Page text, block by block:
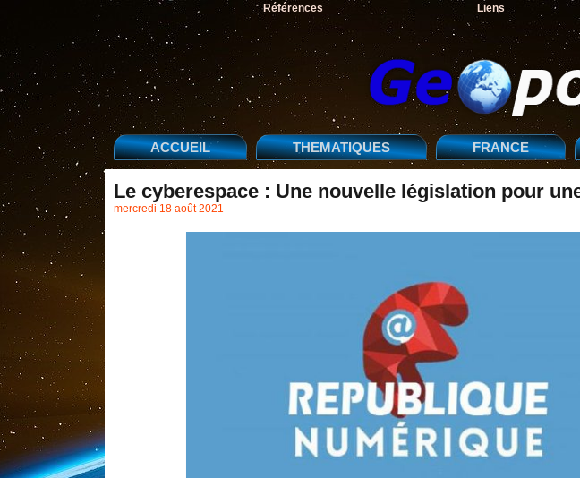
Références Liens
ACCUEIL THEMATIQUES FRANCE
Le cyberespace : Une nouvelle législation pour
mercredi 18 août 2021